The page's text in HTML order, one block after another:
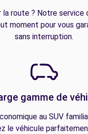
la route ? Notre service
moment pour vous
sans interruption.
gamme de
au SUV
le véhicule